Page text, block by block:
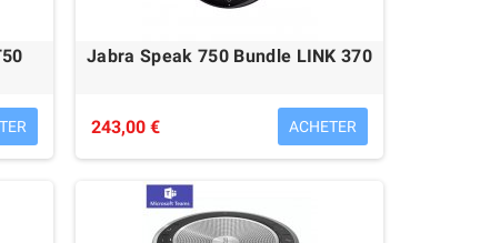
Jabra Speak 750 Bundle LINK 370
243,00 € ACHETER